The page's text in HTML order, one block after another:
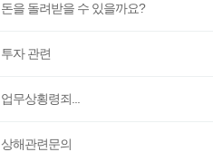
돈을 돌려받을 수 있을까요?
투자 관련
업무상횡령죄...
상해관련문의